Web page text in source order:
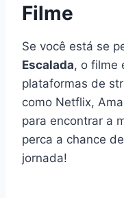
Filme
Se você está se
Escalada, o filme
plataformas de
como Netflix,
para encontrar a
perca a chance
jornada!